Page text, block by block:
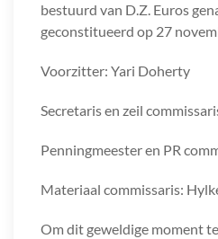
bestuurd van D.Z. Euros
geconstitueerd op 27
Voorzitter: Yari Doherty
Secretaris en zeil
Penningmeester en PR
Materiaal commissaris:
Om dit geweldige moment